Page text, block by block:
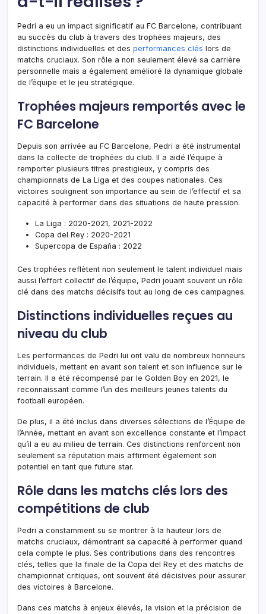
Pedri a eu un impact significatif au FC Barcelone, contribuant
au succès du club à travers des trophées majeurs, des
distinctions individuelles et des performances clés lors de
matchs cruciaux. Son rôle a non seulement élevé sa carrière
personnelle mais a également amélioré la dynamique globale
de l’équipe et le jeu stratégique.
Trophées majeurs remportés avec le
FC Barcelone
Depuis son arrivée au FC Barcelone, Pedri a été instrumental
dans la collecte de trophées du club. Il a aidé l’équipe à
remporter plusieurs titres prestigieux, y compris des
championnats de La Liga et des coupes nationales. Ces
victoires soulignent son importance au sein de l’effectif et sa
capacité à performer dans des situations de haute pression.
La Liga : 2020-2021, 2021-2022
Copa del Rey : 2020-2021
Supercopa de España : 2022
Ces trophées reflètent non seulement le talent individuel mais
aussi l’effort collectif de l’équipe, Pedri jouant souvent un rôle
clé dans des matchs décisifs tout au long de ces campagnes.
Distinctions individuelles reçues au
niveau du club
Les performances de Pedri lui ont valu de nombreux honneurs
individuels, mettant en avant son talent et son influence sur le
terrain. Il a été récompensé par le Golden Boy en 2021, le
reconnaissant comme l’un des meilleurs jeunes talents du
football européen.
De plus, il a été inclus dans diverses sélections de l’Équipe de
l’Année, mettant en avant son excellence constante et l’impact
qu’il a eu au milieu de terrain. Ces distinctions renforcent non
seulement sa réputation mais affirment également son
potentiel en tant que future star.
Rôle dans les matchs clés lors des
compétitions de club
Pedri a constamment su se montrer à la hauteur lors de
matchs cruciaux, démontrant sa capacité à performer quand
cela compte le plus. Ses contributions dans des rencontres
clés, telles que la finale de la Copa del Rey et des matchs de
championnat critiques, ont souvent été décisives pour assurer
des victoires à Barcelone.
Dans ces matchs à enjeux élevés, la vision et la précision de